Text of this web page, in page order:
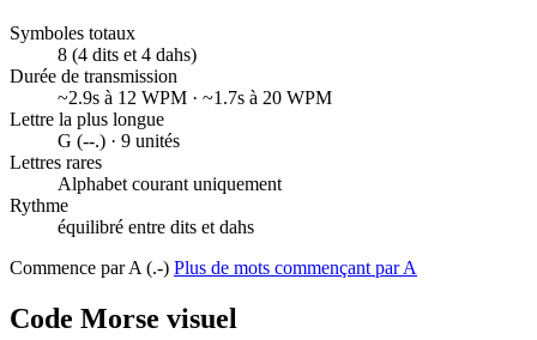
Symboles totaux
8 (4 dits et 4 dahs)
Durée de transmission
~2.9s à 12 WPM · ~1.7s à 20 WPM
Lettre la plus longue
G (--.) · 9 unités
Lettres rares
Alphabet courant uniquement
Rythme
équilibré entre dits et dahs
Commence par A (.-) Plus de mots commençant par A
Code Morse visuel